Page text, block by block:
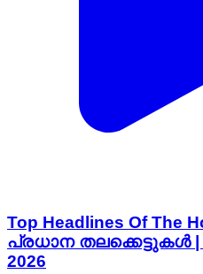
Top Headlines Of
പ്രധാന തലക്കെട്ടുകൾ |
2026